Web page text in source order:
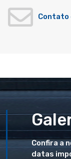
Contato
Confira a
datas